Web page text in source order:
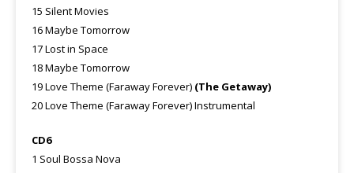
15 Silent Movies
16 Maybe Tomorrow
17 Lost in Space
18 Maybe Tomorrow
19 Love Theme (Faraway Forever) (The Getaway)
20 Love Theme (Faraway Forever) Instrumental
CD6
1 Soul Bossa Nova